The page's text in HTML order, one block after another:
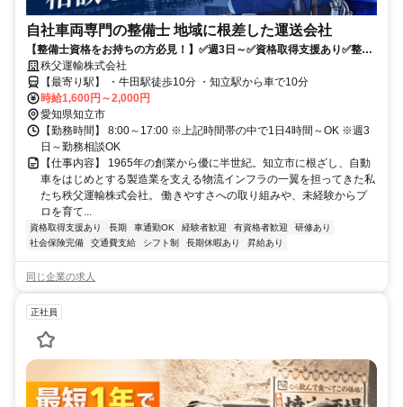
自社車両専門の整備士 地域に根差した運送会社
【整備士資格をお持ちの方必見！】✅️週3日～✅資格取得支援あり✅整備
士専用事務所完備(エアコン付)✅自社車両専門で落ち着いて整備できる
秩父運輸株式会社
【最寄り駅】 ・牛田駅徒歩10分 ・知立駅から車で10分
時給1,600円～2,000円
愛知県知立市
【勤務時間】 8:00～17:00 ※上記時間帯の中で1日4時間～OK ※週3
日～勤務相談OK
【仕事内容】 1965年の創業から優に半世紀。知立市に根ざし、自動
車をはじめとする製造業を支える物流インフラの一翼を担ってきた私
たち秩父運輸株式会社。 働きやすさへの取り組みや、未経験からプ
ロを育て...
資格取得支援あり 長期 車通勤OK 経験者歓迎 有資格者歓迎
研修あり
社会保険完備
交通費支給 シフト制 長期休暇あり 昇給あり
同じ企業の求人
正社員